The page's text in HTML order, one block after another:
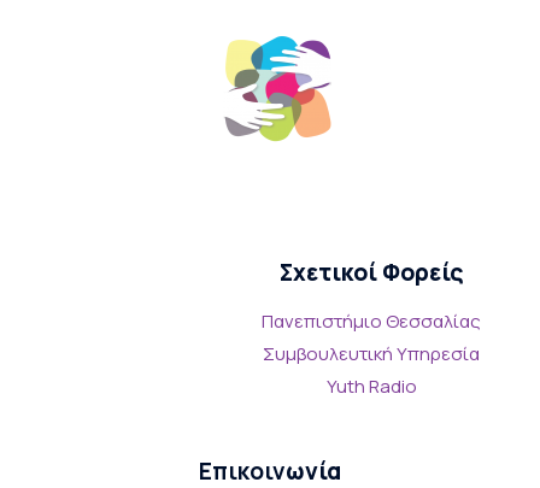
Σχετικοί Φορείς
Πανεπιστήμιο Θεσσαλίας
Συμβουλευτική Υπηρεσία
Yuth Radio
Επικοινωνία